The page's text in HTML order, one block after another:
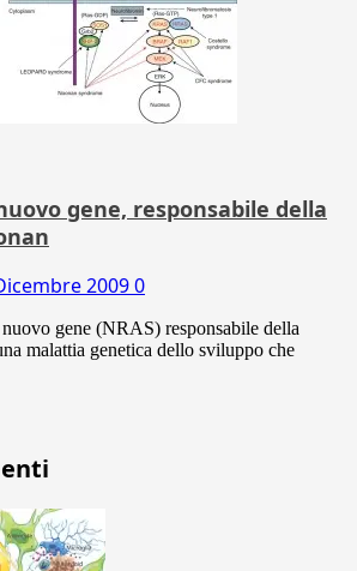
gene, responsabile della
20090
gene (NRAS) responsabile della
malattia genetica dello sviluppo che